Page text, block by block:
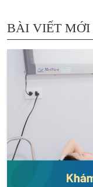
BÀI VIẾT MỚI